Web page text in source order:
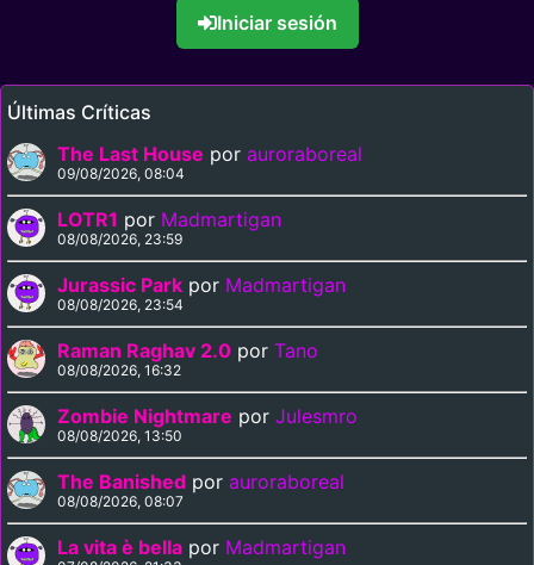
Iniciar sesión
Últimas Críticas
The Last House por auroraboreal
09/08/2026, 08:04
LOTR1 por Madmartigan
08/08/2026, 23:59
Jurassic Park por Madmartigan
08/08/2026, 23:54
Raman Raghav 2.0 por Tano
08/08/2026, 16:32
Zombie Nightmare por Julesmro
08/08/2026, 13:50
The Banished por auroraboreal
08/08/2026, 08:07
La vita è bella por Madmartigan